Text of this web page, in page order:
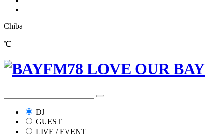
Chiba
℃
DJ
GUEST
LIVE / EVENT